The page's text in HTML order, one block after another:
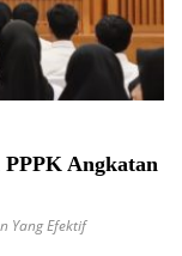
Angkatan
Yang Efektif